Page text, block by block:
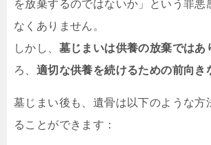
を放棄するのではないか」という罪悪
なくありません。
しかし、 墓じまいは供養の放棄ではあ
ろ、 適切な供養を続けるための前向き
墓じまい後も、遺骨は以下のような方
ることができます：